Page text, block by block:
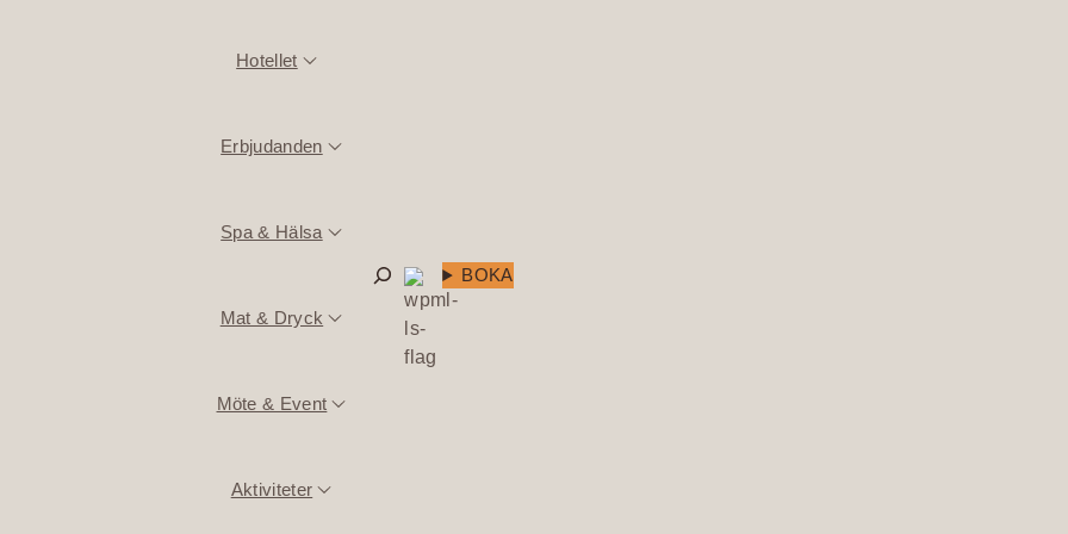
Hotellet
Erbjudanden
Spa & Hälsa
Mat & Dryck
Möte & Event
Aktiviteter
Sök BOKA